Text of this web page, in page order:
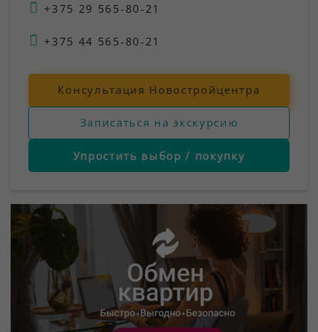
+375 29 565-80-21
+375 44 565-80-21
Консультация Новостройцентра
Записаться на экскурсию
Упростить выбор / покупку